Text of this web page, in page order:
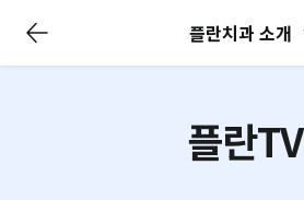
플란치과 소개
뉴
플란TV